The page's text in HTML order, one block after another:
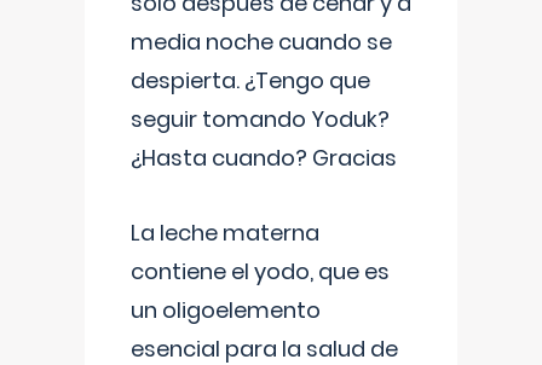
media noche cuando se
despierta. ¿Tengo que
seguir tomando Yoduk?
¿Hasta cuando? Gracias
La leche materna
contiene el yodo, que es
un oligoelemento
esencial para la salud de